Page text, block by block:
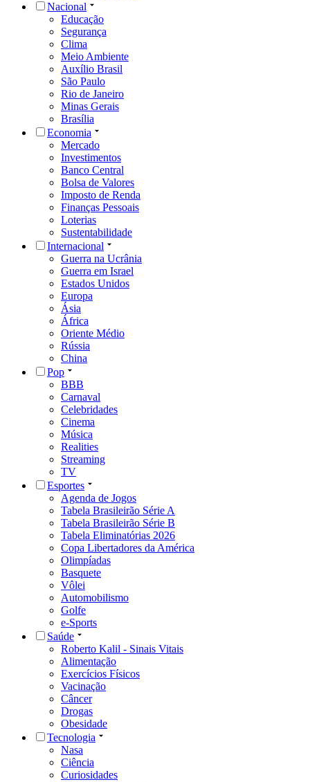
Nacional
Educação
Segurança
Clima
Meio Ambiente
Auxílio Brasil
São Paulo
Rio de Janeiro
Minas Gerais
Brasília
Economia
Mercado
Investimentos
Banco Central
Bolsa de Valores
Imposto de Renda
Finanças Pessoais
Loterias
Sustentabilidade
Internacional
Guerra na Ucrânia
Guerra em Israel
Estados Unidos
Europa
Ásia
África
Oriente Médio
Rússia
China
Pop
BBB
Carnaval
Celebridades
Cinema
Música
Realities
Streaming
TV
Esportes
Agenda de Jogos
Tabela Brasileirão Série A
Tabela Brasileirão Série B
Tabela Eliminatórias 2026
Copa Libertadores da América
Olimpíadas
Basquete
Vôlei
Automobilismo
Golfe
e-Sports
Saúde
Roberto Kalil - Sinais Vitais
Alimentação
Exercícios Físicos
Vacinação
Câncer
Drogas
Obesidade
Tecnologia
Nasa
Ciência
Curiosidades